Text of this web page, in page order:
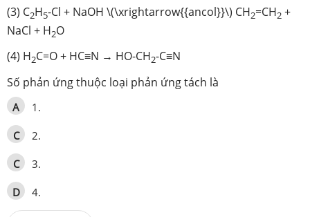
(3) C2H5-Cl + NaOH \(\xrightarrow{{ancol}}\) CH2=CH2 +
NaCl + H2O
(4) H2C=O + HC≡N → HO-CH2-C≡N
Số phản ứng thuộc loại phản ứng tách là
A 1.
C 2.
C 3.
D 4.